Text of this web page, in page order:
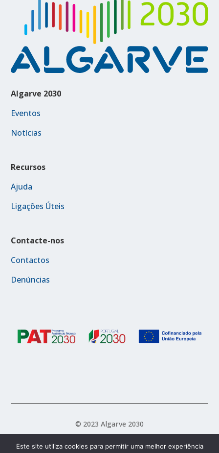
Algarve 2030
Eventos
Notícias
Recursos
Ajuda
Ligações Úteis
Contacte-nos
Contactos
Denúncias
© 2023 Algarve 2030
Este site utiliza cookies para permitir uma melhor experiência